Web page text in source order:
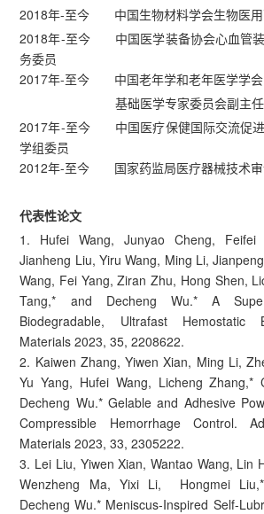
2018年-至今 中国生物材料学会生物医用
2018年-至今 中国医学装备协会心血管装
务委员
2017年-至今 中国老年学和老年医学学会
基础医学专家委员会副主任
2017年-至今 中国医疗保健国际交流促进
学组委员
2012年-至今 国家药监局医疗器械技术审
代表性论文
1. Hufei Wang, Junyao Cheng, Feifei
Jianheng Liu, Yiru Wang, Ming Li,
Wang, Fei Yang, Ziran Zhu, Hong Shen,
Tang,* and Decheng Wu.* A
Biodegradable, Ultrafast Hemostatic
Materials 2023, 35, 2208622.
2. Kaiwen Zhang, Yiwen Xian, Ming Li,
Yu Yang, Hufei Wang, Licheng Zhang,*
Decheng Wu.* Gelable and Adhesive
Compressible Hemorrhage Control.
Materials 2023, 33, 2305222.
3. Lei Liu, Yiwen Xian, Wantao Wang, Lin
Wenzheng Ma, Yixi Li, Hongmei
Decheng Wu.* Meniscus-Inspired Self-